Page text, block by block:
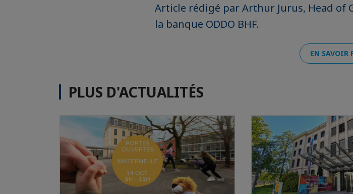
Article rédigé par Arthur Jurus, Head of
la banque ODDO BHF.
EN SAVOIR
PLUS D'ACTUALITÉS